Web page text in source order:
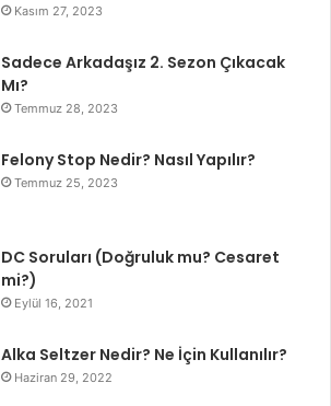
Kasım 27, 2023
Sadece Arkadaşız 2. Sezon Çıkacak
Mı?
Temmuz 28, 2023
Felony Stop Nedir? Nasıl Yapılır?
Temmuz 25, 2023
DC Soruları (Doğruluk mu? Cesaret
mi?)
Eylül 16, 2021
Alka Seltzer Nedir? Ne İçin Kullanılır?
Haziran 29, 2022